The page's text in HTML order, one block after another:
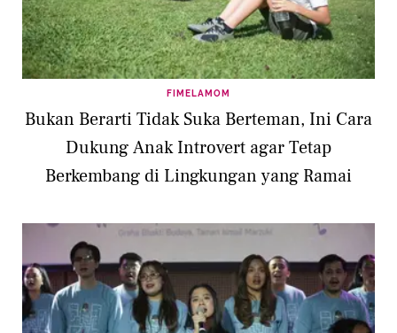
FIMELAMOM
Bukan Berarti Tidak Suka Berteman, Ini Cara
Dukung Anak Introvert agar Tetap
Berkembang di Lingkungan yang Ramai